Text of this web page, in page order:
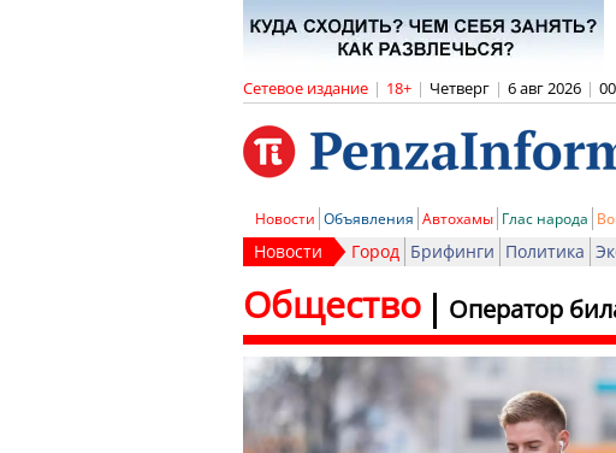
Сетевое издание | 18+ | Четверг | 6 авг 2026 |
Новости Объявления Автохамы Глас народа
Новости Город Брифинги Политика
Оператор
Общество